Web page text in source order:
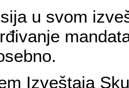
u svom
Izveštaja